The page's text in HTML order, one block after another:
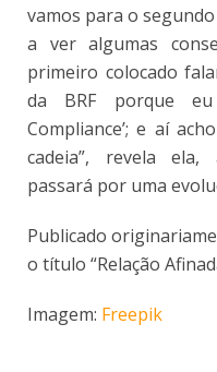
vamos para o segundo
a ver algumas
primeiro colocado
da BRF porque
Compliance’; e aí
cadeia”, revela
passará por uma
Publicado
o título “Relação
Imagem: Freepik